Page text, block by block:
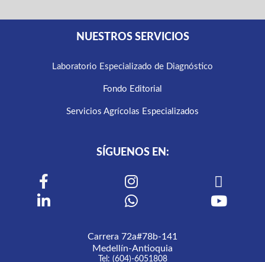
NUESTROS SERVICIOS
Laboratorio Especializado de Diagnóstico
Fondo Editorial
Servicios Agrícolas Especializados
SÍGUENOS EN:
Carrera 72a#78b-141
Medellín-Antioquia
Tel: (604)-6051808